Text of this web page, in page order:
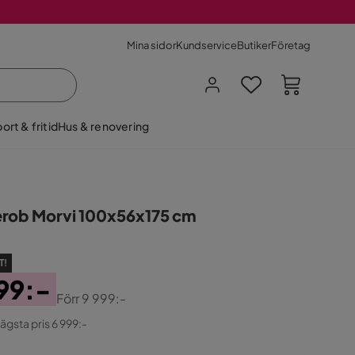
Mina sidorKundserviceButikerFöretag
& fritidHus & renovering
Morvi 100x56x175 cm
Förr9 999:-
pris 6 999:-